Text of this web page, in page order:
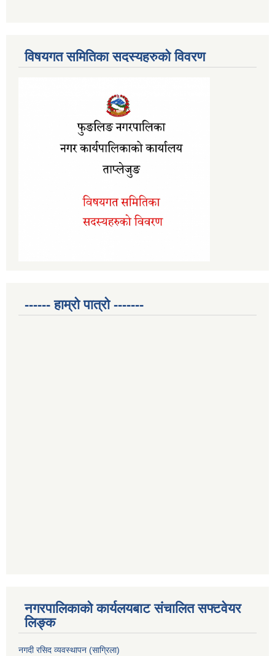
विषयगत समितिका सदस्यहरुको विवरण
------ हाम्रो पात्रो -------
नगरपालिकाको कार्यलयबाट संचालित सफ्टवेयर
लिङ्क
नगदी रसिद व्यवस्थापन (साग्रिला)